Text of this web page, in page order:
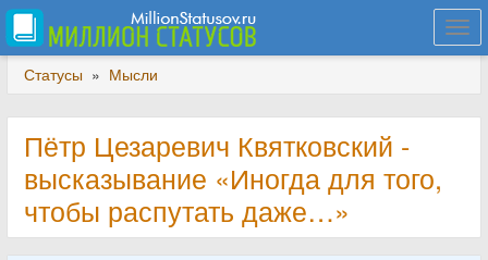
Статусы » Мысли
Пётр Цезаревич Квятковский -
высказывание «Иногда для того,
чтобы распутать даже…»